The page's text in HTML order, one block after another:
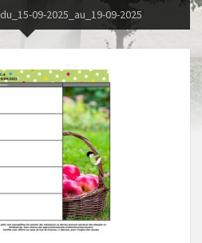
du_15-09-2025_au_19-09-2025